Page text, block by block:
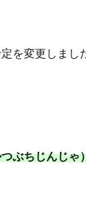
を変更しまし
ぶちじんじゃ